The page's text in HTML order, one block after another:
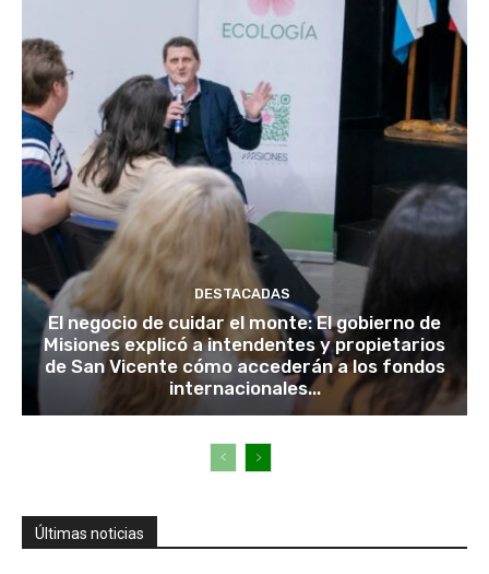
DESTACADAS
El negocio de cuidar el monte: El gobierno de
Misiones explicó a intendentes y propietarios
de San Vicente cómo accederán a los fondos
internacionales...
Últimas noticias